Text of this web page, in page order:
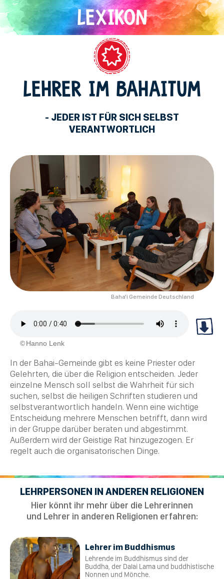
Direkt
zum
Inhalt
LEHRER IM BAHAITUM
- JEDER IST FÜR SICH SELBST
VERANTWORTLICH
Baha'i Gemeinde Deutschland
Hanno Lenk
In der Bahai-Gemeinde gibt es keine Priester oder
Gelehrten, die über die Religion entscheiden. Jeder
einzelne Mensch soll selbst die Wahrheit für sich
suchen, selbst die heiligen Schriften studieren und
selbstverantwortlich handeln. Wenn eine wichtige
Entscheidung mehrere Menschen betrifft, dann wird
in der Gruppe darüber beraten und abgestimmt.
Außerdem wird der Geistige Rat hinzugezogen. Er
regelt auch die organisatorischen Dinge.
LEHRPERSONEN IN ANDEREN RELIGIONEN
Hier könnt ihr mehr über die Lehrerinnen
und Lehrer in anderen Religionen erfahren:
Lehrer im Buddhismus
Lehrende im Buddhismus sind der
Buddha, der Dalai Lama und buddhistische
Nonnen und Mönche.